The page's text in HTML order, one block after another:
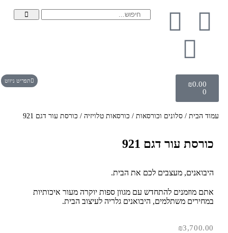
₪0.00
תפריט ניווט
עמוד הבית/ סלונים וכורסאות/ כורסאות טלויזיה/ כורסת עור דגם 921
כורסת עור דגם 921
היבואנים, מעצבים לכם את הבית.
אתם מוזמנים להתחדש עם מגוון ספות יוקרה מעור איכותיות
במחירים משתלמים, היבואנים גלריה לעיצוב הבית.
₪3,700.00